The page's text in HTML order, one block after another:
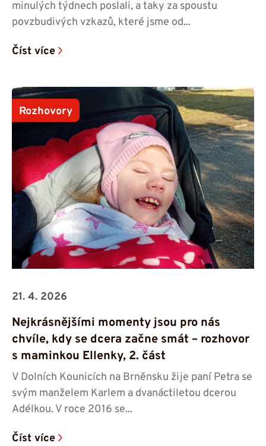
minulých týdnech poslali, a taky za spoustu
povzbudivých vzkazů, které jsme od...
Číst více
Rozhovory
21. 4. 2026
Nejkrásnějšími momenty jsou pro nás
chvíle, kdy se dcera začne smát – rozhovor
s maminkou Ellenky, 2. část
V Dolních Kounicích na Brněnsku žije paní Petra se
svým manželem Karlem a dvanáctiletou dcerou
Adélkou. V roce 2016 se...
Číst více